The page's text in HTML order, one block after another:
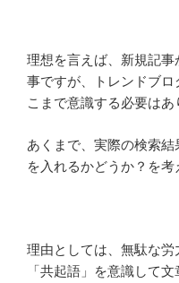
理想を言えば、新規記事
事ですが、トレンドブ
こまで意識する必要はあ
あくまで、実際の検索結
を入れるかどうか？を考
理由としては、無駄な労
「共起語」を意識して